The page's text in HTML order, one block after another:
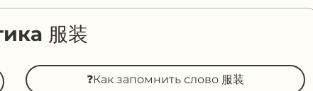
服装
❓Как запомнить слово 服装